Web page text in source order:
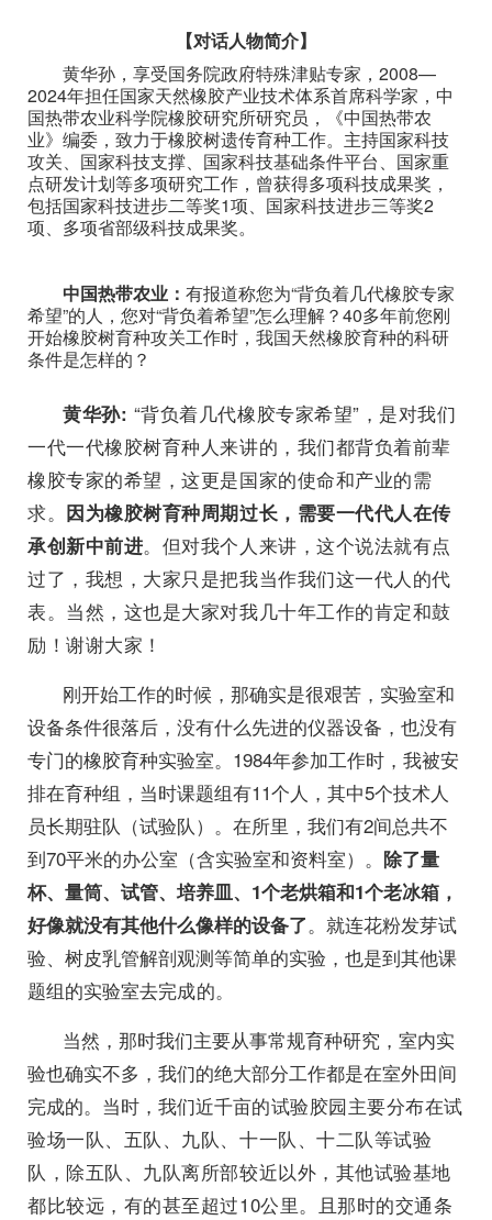
【对话人物简介】
黄华孙，享受国务院政府特殊津贴专家，2008—
2024年担任国家天然橡胶产业技术体系首席科学家，中
国热带农业科学院橡胶研究所研究员，《中国热带农
业》编委，致力于橡胶树遗传育种工作。主持国家科技
攻关、国家科技支撑、国家科技基础条件平台、国家重
点研发计划等多项研究工作，曾获得多项科技成果奖，
包括国家科技进步二等奖1项、国家科技进步三等奖2
项、多项省部级科技成果奖。
中国热带农业： 有报道称您为“背负着几代橡胶专家
希望”的人，您对“背负着希望”怎么理解？40多年前您刚
开始橡胶树育种攻关工作时，我国天然橡胶育种的科研
条件是怎样的？
黄华孙: “背负着几代橡胶专家希望”，是对我们
一代一代橡胶树育种人来讲的，我们都背负着前辈
橡胶专家的希望，这更是国家的使命和产业的需
求。 因为橡胶树育种周期过长，需要一代代人在传
承创新中前进。但对我个人来讲，这个说法就有点
过了，我想，大家只是把我当作我们这一代人的代
表。当然，这也是大家对我几十年工作的肯定和鼓
励！谢谢大家！
刚开始工作的时候，那确实是很艰苦，实验室和
设备条件很落后，没有什么先进的仪器设备，也没有
专门的橡胶育种实验室。1984年参加工作时，我被安
排在育种组，当时课题组有11个人，其中5个技术人
员长期驻队（试验队）。在所里，我们有2间总共不
到70平米的办公室（含实验室和资料室）。 除了量
杯、量筒、试管、培养皿、1个老烘箱和1个老冰箱，
好像就没有其他什么像样的设备了。就连花粉发芽试
验、树皮乳管解剖观测等简单的实验，也是到其他课
题组的实验室去完成的。
当然，那时我们主要从事常规育种研究，室内实
验也确实不多，我们的绝大部分工作都是在室外田间
完成的。当时，我们近千亩的试验胶园主要分布在试
验场一队、五队、九队、十一队、十二队等试验
队，除五队、九队离所部较近以外，其他试验基地
都比较远，有的甚至超过10公里。且那时的交通条